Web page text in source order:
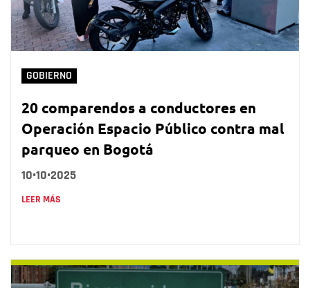
GOBIERNO
20 comparendos a conductores en
Operación Espacio Público contra mal
parqueo en Bogotá
10•10•2025
LEER MÁS